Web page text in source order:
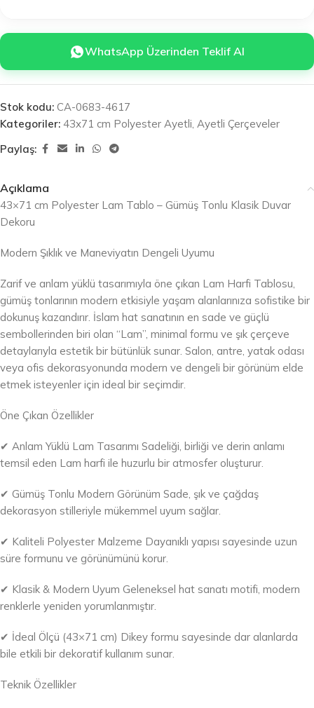
WhatsApp Üzerinden Teklif Al
Stok kodu: CA-0683-4617
Kategoriler: 43x71 cm Polyester Ayetli, Ayetli Çerçeveler
Paylaş:
Açıklama
43×71 cm Polyester Lam Tablo – Gümüş Tonlu Klasik Duvar
Dekoru
Modern Şıklık ve Maneviyatın Dengeli Uyumu
Zarif ve anlam yüklü tasarımıyla öne çıkan Lam Harfi Tablosu,
gümüş tonlarının modern etkisiyle yaşam alanlarınıza sofistike bir
dokunuş kazandırır. İslam hat sanatının en sade ve güçlü
sembollerinden biri olan “Lam”, minimal formu ve şık çerçeve
detaylarıyla estetik bir bütünlük sunar. Salon, antre, yatak odası
veya ofis dekorasyonunda modern ve dengeli bir görünüm elde
etmek isteyenler için ideal bir seçimdir.
Öne Çıkan Özellikler
✔ Anlam Yüklü Lam Tasarımı Sadeliği, birliği ve derin anlamı
temsil eden Lam harfi ile huzurlu bir atmosfer oluşturur.
✔ Gümüş Tonlu Modern Görünüm Sade, şık ve çağdaş
dekorasyon stilleriyle mükemmel uyum sağlar.
✔ Kaliteli Polyester Malzeme Dayanıklı yapısı sayesinde uzun
süre formunu ve görünümünü korur.
✔ Klasik & Modern Uyum Geleneksel hat sanatı motifi, modern
renklerle yeniden yorumlanmıştır.
✔ İdeal Ölçü (43×71 cm) Dikey formu sayesinde dar alanlarda
bile etkili bir dekoratif kullanım sunar.
Teknik Özellikler